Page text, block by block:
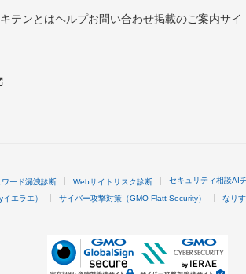
テンとはヘルプお問い合わせ掲載のご案内サイ
ワード漏洩診断 Webサイトリスク診断 セキュリティ相談AI
エラエ） サイバー攻撃対策（GMO Flatt Security） なり